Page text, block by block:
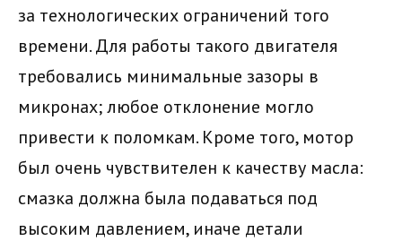
за технологических ограничений того
времени. Для работы такого двигателя
требовались минимальные зазоры в
микронах; любое отклонение могло
привести к поломкам. Кроме того, мотор
был очень чувствителен к качеству масла:
смазка должна была подаваться под
высоким давлением, иначе детали